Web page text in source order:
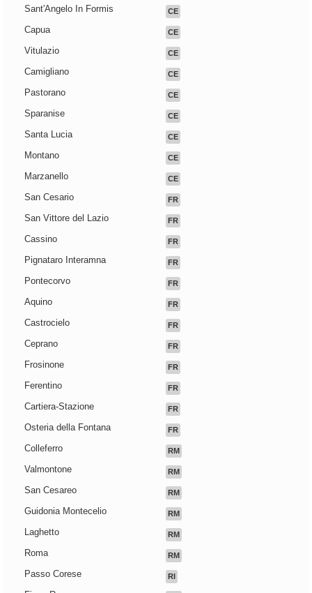
Sant'Angelo In Formis CE
Capua CE
Vitulazio CE
Camigliano CE
Pastorano CE
Sparanise CE
Santa Lucia CE
Montano CE
Marzanello CE
San Cesario FR
San Vittore del Lazio FR
Cassino FR
Pignataro Interamna FR
Pontecorvo FR
Aquino FR
Castrocielo FR
Ceprano FR
Frosinone FR
Ferentino FR
Cartiera-Stazione FR
Osteria della Fontana FR
Colleferro RM
Valmontone RM
San Cesareo RM
Guidonia Montecelio RM
Laghetto RM
Roma RM
Passo Corese RI